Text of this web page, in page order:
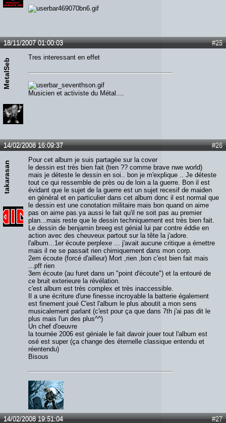
#25
18/11/2007 01:00:03
MetalSeb
Tres interessant en effet
Musicien et activiste du Métal....
#26
14/02/2008 16:09:37
takarasan
Pour cet album je suis partagée sur la cover
le dessin est très bien fait (tien ?? comme brave nwe world)
mais je déteste le dessin en soi.. bon je m'explique .. Je déteste
tout ce qui ressemble de près ou de loin a la guerre. Bon il est
évidant que le sujet de la guerre est un sujet recesif de maiden
en général et en particulier dans cet album donc il est normal que
le dessin est une conotation militaire mais bon quand on aime
pas on aime pas.ya aussi le fait qu'il ne soit pas au premier
plan...mais reste que le dessin techniquement est très bien fait.
Le dessin de benjamin breeg est génial lui par contre éddie en
action avec des cheuveux partout sur la tête la j'adore.
l'album...1er écoute perplexe ... j'avait aucune critique a émettre
mais il ne se passait rien chimiquement dans mon corp.
2em écoute (forcé d'ailleur) Mort ,rien ,bon c'est bien fait mais
...pff rien
3em écoute (au furet dans un "point d'écoute") et la entouré de
ce bruit exterieure la révélation.
c'est album est très complex et très inaccessible.
Il a une écriture d'une finesse incroyable la batterie également
est finement joué C'est l'album le plus aboutit a mon sens
musicalement parlant (c'est pour ça que dans 7th j'ai pas dit le
plus mais l'un des plus^^)
Un chef d'oeuvre
la tournée 2006 est géniale le fait davoir jouer tout l'album est
osé est super (ça change des éternelle classique entendu et
réentendu)
Bisous
#27
14/02/2008 19:51:04